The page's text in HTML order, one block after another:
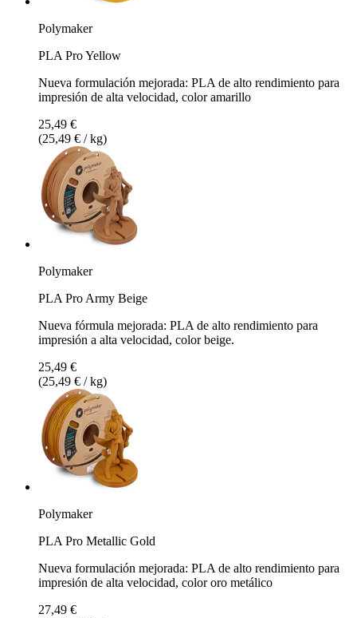
Polymaker
PLA Pro Yellow
Nueva formulación mejorada: PLA de alto rendimiento para
impresión de alta velocidad, color amarillo
25,49 €
(25,49 € / kg)
Polymaker
PLA Pro Army Beige
Nueva fórmula mejorada: PLA de alto rendimiento para
impresión a alta velocidad, color beige.
25,49 €
(25,49 € / kg)
Polymaker
PLA Pro Metallic Gold
Nueva formulación mejorada: PLA de alto rendimiento para
impresión de alta velocidad, color oro metálico
27,49 €